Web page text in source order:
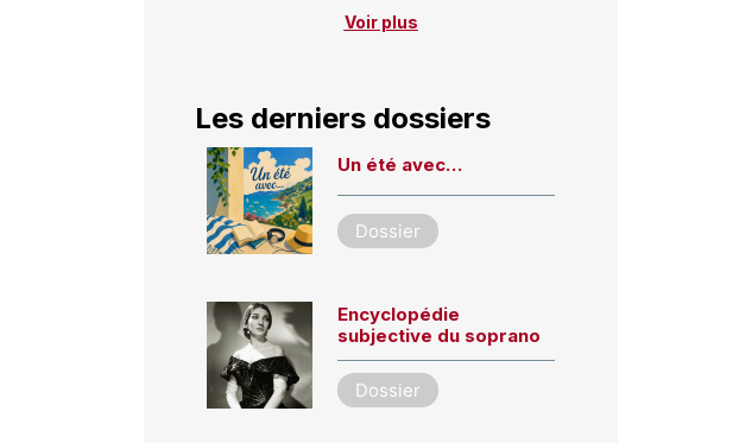
Voir plus
Les derniers dossiers
Un été avec…
Dossier
Encyclopédie
subjective du soprano
Dossier